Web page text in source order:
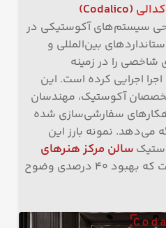
کدالی (Codalico)
سیستم‌های آکوستیکی در
بین‌المللی و
شاخصی را در زمینه
اجرایی کرده است. این
آکوستیک، مهندسان
سفارشی‌سازی شده
می‌دهد. نمونه بارز این
سالن مرکز هنرهای
است که بهبود ۴۰ درصدی وضوح